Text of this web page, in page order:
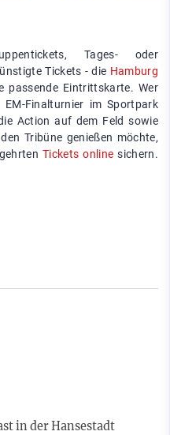
Tages- oder
Tickets - die Hamburg
passende Eintrittskarte. Wer
Finalturnier im Sportpark
Action auf dem Feld sowie
Tribüne genießen möchte,
Tickets online sichern.
in der Hansestadt